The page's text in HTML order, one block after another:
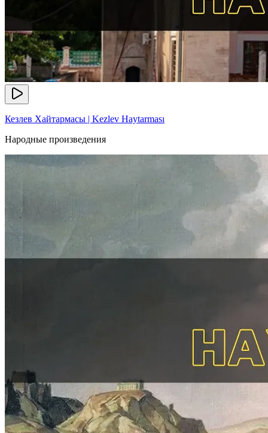
Кезлев Хайтармасы | Kezlev Haytarması
Народные произведения